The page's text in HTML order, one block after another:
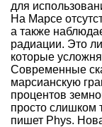
для
На Марсе
а также
радиации. Это
которые
Современные
марсианскую
процентов
просто слишком
пишет Phys.